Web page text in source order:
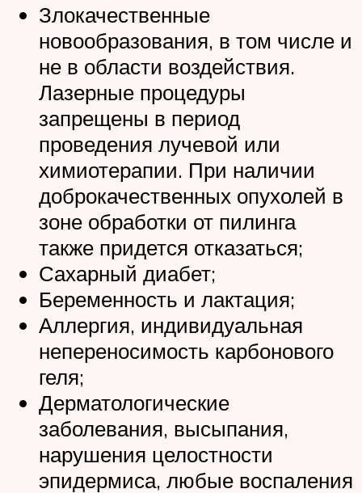
Злокачественные
новообразования, в том числе и
не в области воздействия.
Лазерные процедуры
запрещены в период
проведения лучевой или
химиотерапии. При наличии
доброкачественных опухолей в
зоне обработки от пилинга
также придется отказаться;
Сахарный диабет;
Беременность и лактация;
Аллергия, индивидуальная
непереносимость карбонового
геля;
Дерматологические
заболевания, высыпания,
нарушения целостности
эпидермиса, любые воспаления